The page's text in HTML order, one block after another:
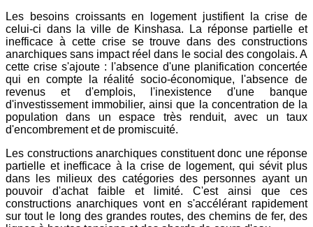
Les besoins croissants en logement justifient la crise de
celui-ci dans la ville de Kinshasa. La réponse partielle et
inefficace à cette crise se trouve dans des constructions
anarchiques sans impact réel dans le social des congolais. A
cette crise s'ajoute : l'absence d'une planification concertée
qui en compte la réalité socio-économique, l'absence de
revenus et d'emplois, l'inexistence d'une banque
d'investissement immobilier, ainsi que la concentration de la
population dans un espace très renduit, avec un taux
d'encombrement et de promiscuité.
Les constructions anarchiques constituent donc une réponse
partielle et inefficace à la crise de logement, qui sévit plus
dans les milieux des catégories des personnes ayant un
pouvoir d'achat faible et limité. C'est ainsi que ces
constructions anarchiques vont en s'accélérant rapidement
sur tout le long des grandes routes, des chemins de fer, des